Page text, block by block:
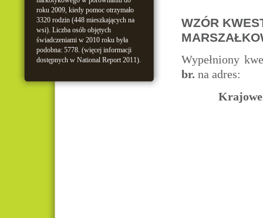
roku 2009, kiedy pomoc otrzymało
3320 rodzin (448 mieszkających na
wsi). Liczba osób objętych
świadczeniami w 2010 roku była
podobna: 5778. (więcej informacji
dostępnych w National Report 2011).
WZÓR
Wypełniony
br. na adres: